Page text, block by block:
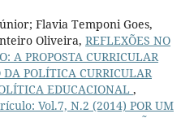
Flavia Temponi Goes,
Oliveira, REFLEXÕES NO
A PROPOSTA CURRICULAR
POLÍTICA CURRICULAR
EDUCACIONAL ,
Vol.7, N.2 (2014) POR UM